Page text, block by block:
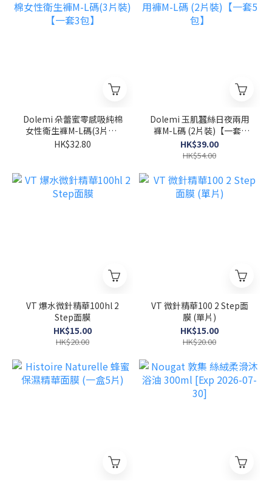
Dolemi 朵蕾蜜零感吸純棉
女性衛生褲M-L碼(3片裝)
【一套3包】
HK$32.80
Dolemi 玉肌蠶絲日夜兩用
褲M-L碼 (2片裝)【一套5
包】
HK$39.00
HK$54.00
VT 爆水微針精華100hl 2
Step面膜
HK$15.00
HK$20.00
VT 微針精華100 2 Step面
膜 (單片)
HK$15.00
HK$20.00